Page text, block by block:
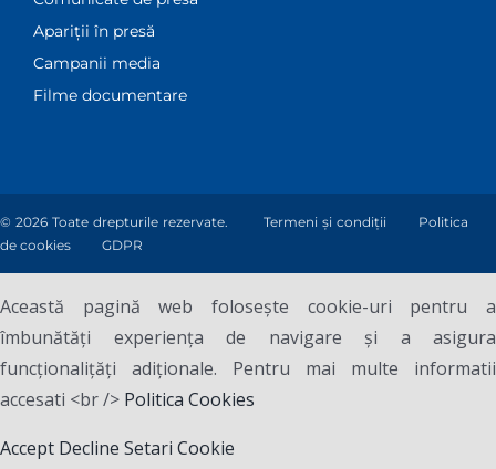
Apariții în presă
Campanii media
Filme documentare
© 2026 Toate drepturile rezervate.Termeni și condiții
Politica
de cookies
GDPR
Această pagină web folosește cookie-uri pentru a
îmbunătăți experiența de navigare și a asigura
funcționalițăți adiționale. Pentru mai multe informatii
accesati <br /> Politica Cookies
Accept Decline Setari Cookie